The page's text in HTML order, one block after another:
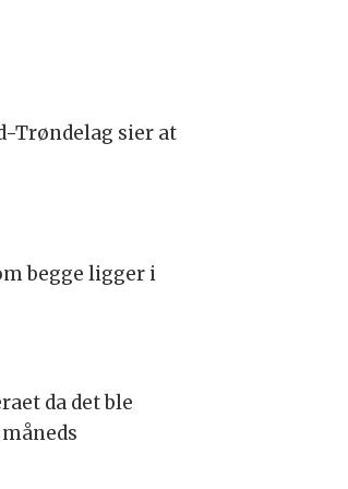
Trøndelag sier at
begge ligger i
da det ble